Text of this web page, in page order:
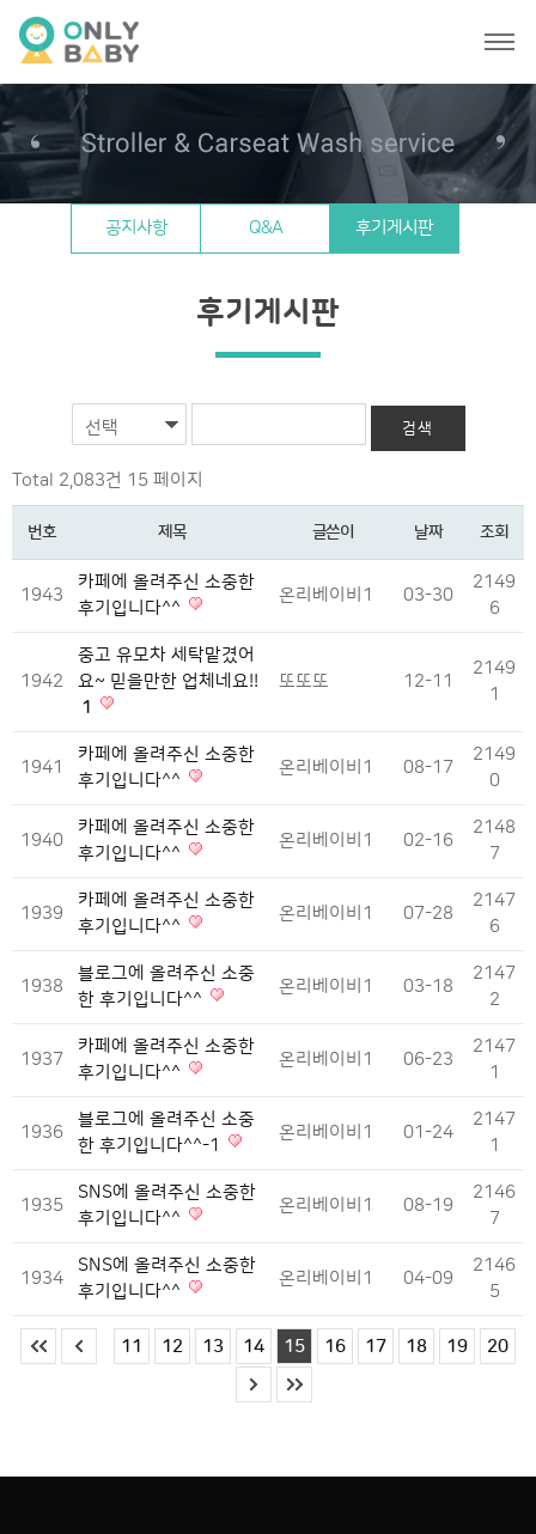
공지사항 Q&A 후기게시판
후기게시판
선택
Total 2,083건 15 페이지
번호 제목 글쓴이 날짜 조회
1943
카페에 올려주신 소중한
후기입니다^^
온리베이비1 03-30
2149
6
1942
중고 유모차 세탁맡겼어
요~ 믿을만한 업체네요!!
1
또또또 12-11
2149
1
1941
카페에 올려주신 소중한
후기입니다^^
온리베이비1 08-17
2149
0
1940
카페에 올려주신 소중한
후기입니다^^
온리베이비1 02-16
2148
7
1939
카페에 올려주신 소중한
후기입니다^^
온리베이비1 07-28
2147
6
1938
블로그에 올려주신 소중
한 후기입니다^^
온리베이비1 03-18
2147
2
1937
카페에 올려주신 소중한
후기입니다^^
온리베이비1 06-23
2147
1
1936
블로그에 올려주신 소중
한 후기입니다^^-1
온리베이비1 01-24
2147
1
1935
SNS에 올려주신 소중한
후기입니다^^
온리베이비1 08-19
2146
7
1934
SNS에 올려주신 소중한
후기입니다^^
온리베이비1 04-09
2146
5
11 12 13 14 15 16 17 18 19 20